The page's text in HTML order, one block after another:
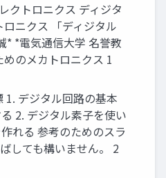
クトロニクス ディジタ
ニクス 「ディジタル
* *電気通信大学 名誉教
のメカトロニクス 1
1. デジタル回路の基本
2. デジタル素子を使い
れる 参考のためのスラ
しても構いません。 2